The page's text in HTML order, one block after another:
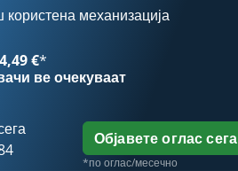
механизација
€*
ве очекуваат
Објавете оглас сега
*по оглас/месечно